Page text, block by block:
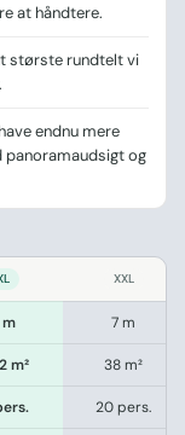
at håndtere.
største rundtelt vi
endnu mere
panoramaudsigt og
XXL
7 m
m² 38 m²
20 pers.